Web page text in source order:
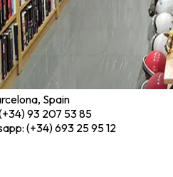
Spain
93 207 53 85
(+34) 693 25 95 12